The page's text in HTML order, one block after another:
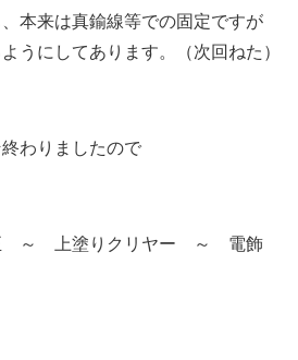
本来は真鍮線等での固定ですが
うにしてあります。（次回ねた）
わりましたので
～ 上塗りクリヤー ～ 電飾